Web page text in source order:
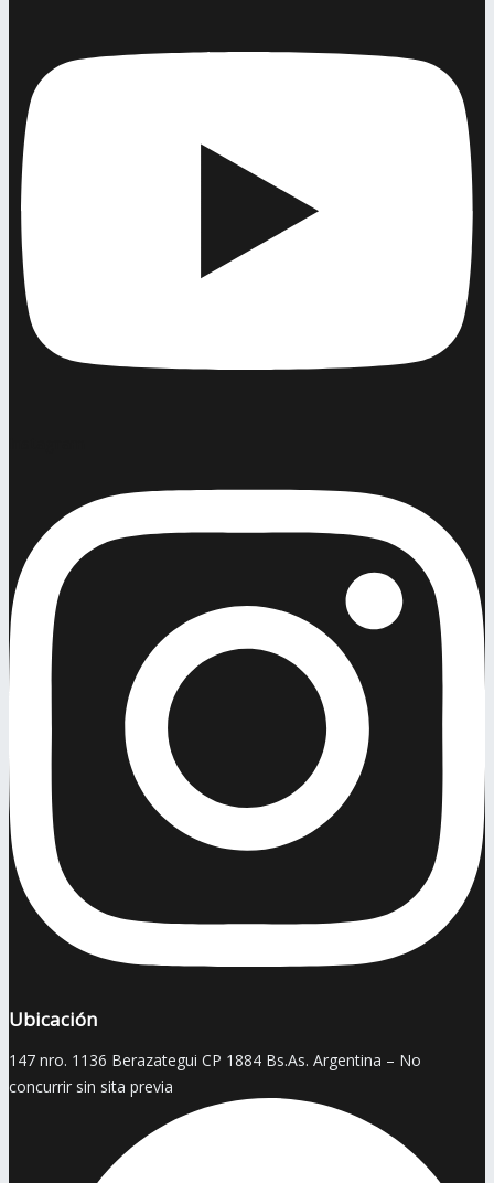
Ubicación
147 nro. 1136 Berazategui CP 1884 Bs.As. Argentina – No
concurrir sin sita previa